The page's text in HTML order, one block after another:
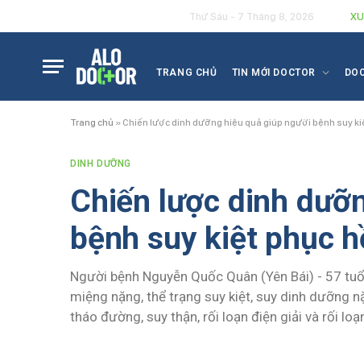
Thứ Sáu - 7 Tháng 8, 2026
TRANG CHỦ TIN MỚI DOCTOR
Trang chủ » Chiến lược dinh dưỡng hiệu quả giúp người bệnh suy
DINH DƯỠNG
Chiến lược dinh
bệnh suy kiệt phục
Người bệnh Nguyễn Quốc Quân (Yên Bái) - 57
miệng nặng, thể trạng suy kiệt, suy dinh dưỡng
tháo đường, suy thận, rối loạn điện giải và rối